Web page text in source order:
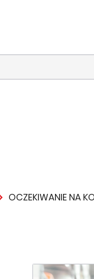
OCZEKIWANIE NA